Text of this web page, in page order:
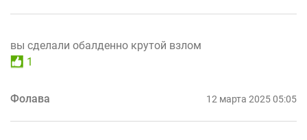
вы сделали обалденно крутой взлом
1
Фолава 12 марта 2025 05:05